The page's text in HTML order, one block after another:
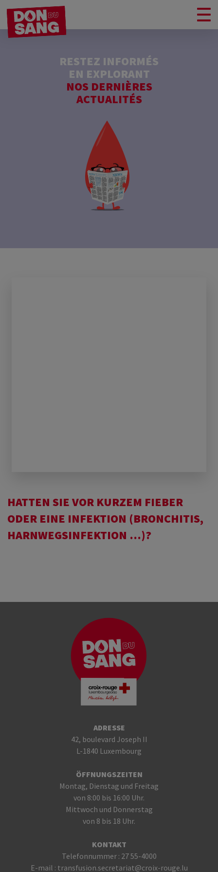
RESTEZ INFORMÉS
EN EXPLORANT
NOS DERNIÈRES
ACTUALITÉS
HATTEN SIE VOR KURZEM FIEBER
ODER EINE INFEKTION (BRONCHITIS,
HARNWEGSINFEKTION …)?
ADRESSE
42, boulevard Joseph II
L-1840 Luxembourg
ÖFFNUNGSZEITEN
Montag, Dienstag und Freitag
von 8:00 bis 16:00 Uhr.
Mittwoch und Donnerstag
von 8 bis 18 Uhr.
KONTAKT
Telefonnummer : 27 55-4000
E-mail : transfusion.secretariat@croix-rouge.lu